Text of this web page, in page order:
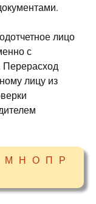
лицо
с
Перерасход
лицу из
М Н О П Р